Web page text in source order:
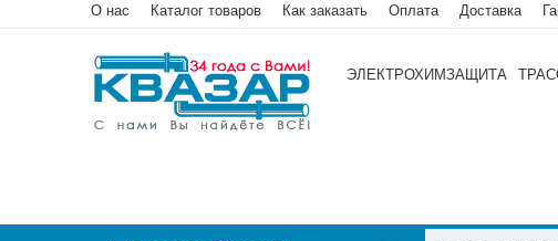
О нас Каталог товаров Как заказать Оплата Доставка
ЭЛЕКТРОХИМЗАЩИТА